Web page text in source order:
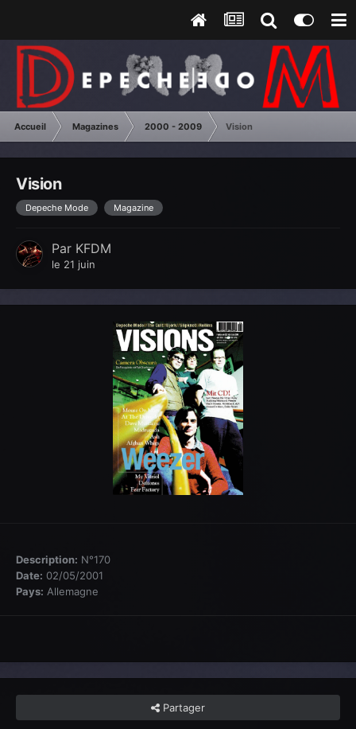
Accueil Magazines 2000 - 2009 Vision
Vision
Depeche Mode Magazine
Par KFDM
le 21 juin
Description: N°170
Date: 02/05/2001
Pays: Allemagne
Partager